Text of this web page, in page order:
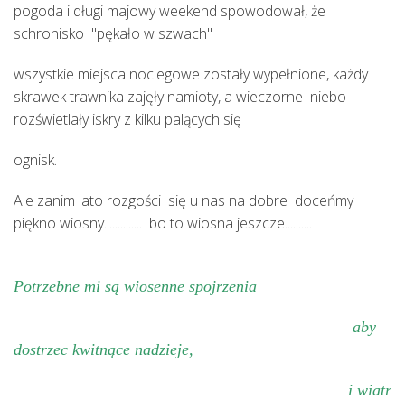
pogoda i długi majowy weekend spowodował, że
schronisko "pękało w szwach"
wszystkie miejsca noclegowe zostały wypełnione, każdy
skrawek trawnika zajęły namioty, a wieczorne niebo
rozświetlały iskry z kilku palących się
ognisk.
Ale zanim lato rozgości się u nas na dobre doceńmy
piękno wiosny.............. bo to wiosna jeszcze..........
Potrzebne mi są wiosenne spojrzenia
aby
dostrzec kwitnące nadzieje,
i wiatr